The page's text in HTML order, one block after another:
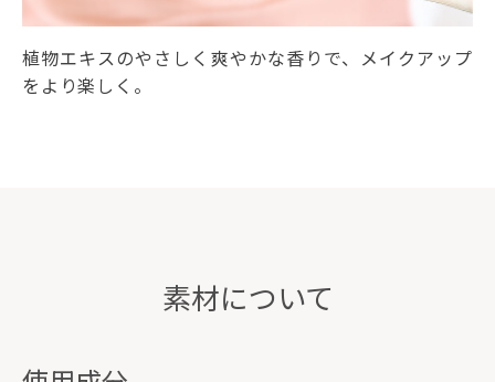
植物エキスのやさしく爽やかな香りで、メイクアップ
をより楽しく。
素材について